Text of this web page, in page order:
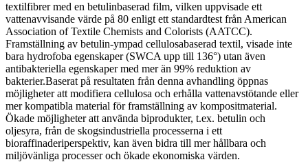
textilfibrer med en betulinbaserad film, vilken uppvisade ett
vattenavvisande värde på 80 enligt ett standardtest från American
Association of Textile Chemists and Colorists (AATCC).
Framställning av betulin-ympad cellulosabaserad textil, visade inte
bara hydrofoba egenskaper (SWCA upp till 136°) utan även
antibakteriella egenskaper med mer än 99% reduktion av
bakterier.Baserat på resultaten från denna avhandling öppnas
möjligheter att modifiera cellulosa och erhålla vattenavstötande eller
mer kompatibla material för framställning av kompositmaterial.
Ökade möjligheter att använda biprodukter, t.ex. betulin och
oljesyra, från de skogsindustriella processerna i ett
bioraffinaderiperspektiv, kan även bidra till mer hållbara och
miljövänliga processer och ökade ekonomiska värden.